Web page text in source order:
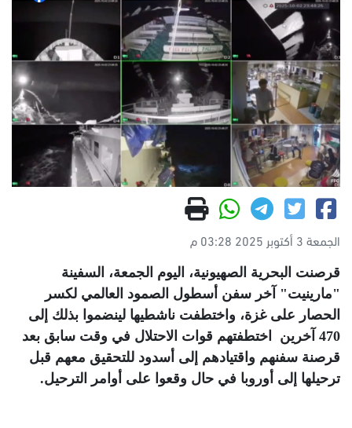
الجمعة 3 أكتوبر 2025 03:28 م
قرصنت البحرية الصهيونية، اليوم الجمعة، السفينة
"مارينيت" آخر سفن أسطول الصمود العالمي لكسر
الحصار على غزة، واختطفت ناشطيها لينضموا بذلك إلى
470 آخرين اختطفتهم قوات الاحتلال في وقت سابق بعد
قرصنة سفنهم واقتيادهم إلى أسدود للتحقيق معهم قبل
ترحيلها إلى أوروبا في حال وقعوا على أوامر الترحيل.